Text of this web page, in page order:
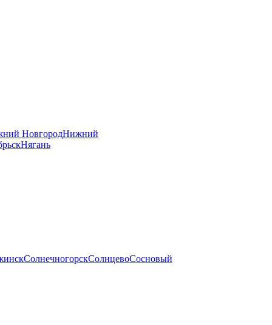
НовгородНижний
Нягань
СолнечногорскСолнцевоСосновый